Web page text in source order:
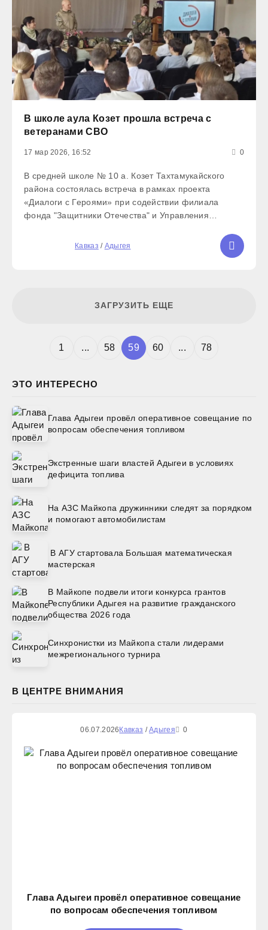
ЭТО ИНТЕРЕСНО
Глава Адыгеи провёл оперативное совещание по
вопросам обеспечения топливом
Экстренные шаги властей Адыгеи в условиях
дефицита топлива
На АЗС Майкопа дружинники следят за порядком
и помогают автомобилистам
В АГУ стартовала Большая математическая
мастерская
В Майкопе подвели итоги конкурса грантов
Республики Адыгея на развитие гражданского
общества 2026 года
Синхронистки из Майкопа стали лидерами
межрегионального турнира
В ЦЕНТРЕ ВНИМАНИЯ
06.07.2026 Кавказ /Адыгея 0
Глава Адыгеи провёл оперативное совещание
по вопросам обеспечения топливом
В школе аула Козет прошла встреча с
ветеранами СВО
17 мар 2026, 16:52 0
В средней школе № 10 а. Козет Тахтамукайского
района состоялась встреча в рамках проекта
«Диалоги с Героями» при содействии филиала
фонда "Защитники Отечества" и Управления
присутствовало более 70 человек, которые
Кавказ / Адыгея
ЗАГРУЗИТЬ ЕЩЕ
1 ... 58 59 60 ... 78